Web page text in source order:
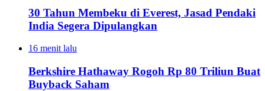
30 Tahun Membeku di Everest, Jasad Pendaki
India Segera Dipulangkan
16 menit lalu
Berkshire Hathaway Rogoh Rp 80 Triliun Buat
Buyback Saham